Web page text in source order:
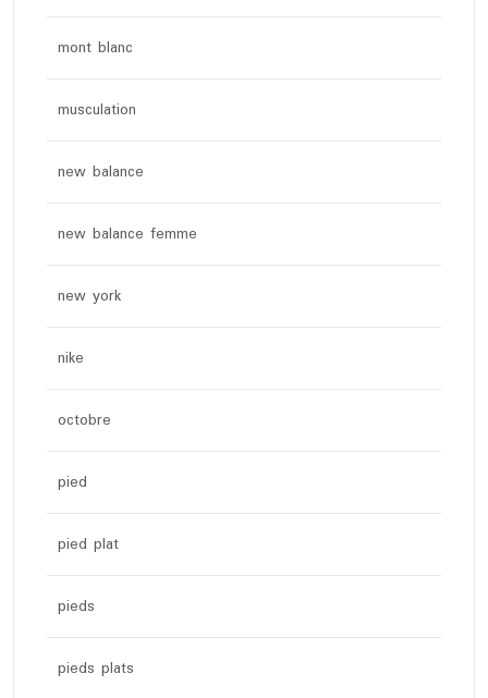
mont blanc
musculation
new balance
new balance femme
new york
nike
octobre
pied
pied plat
pieds
pieds plats